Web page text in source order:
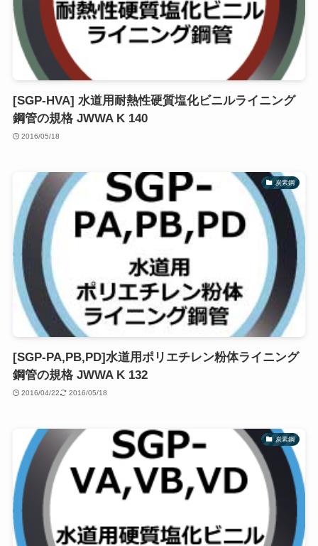
[SGP-HVA] 水道用耐熱性硬質塩化ビニルライニング
鋼管の規格 JWWA K 140
2016/05/18
炭素鋼
[SGP-PA,PB,PD]水道用ポリエチレン粉体ライニング
鋼管の規格 JWWA K 132
2016/04/22 2016/05/18
炭素鋼